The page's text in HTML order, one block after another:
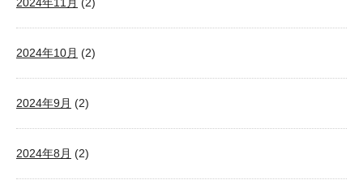
2024年10月 (2)
2024年9月 (2)
2024年8月 (2)